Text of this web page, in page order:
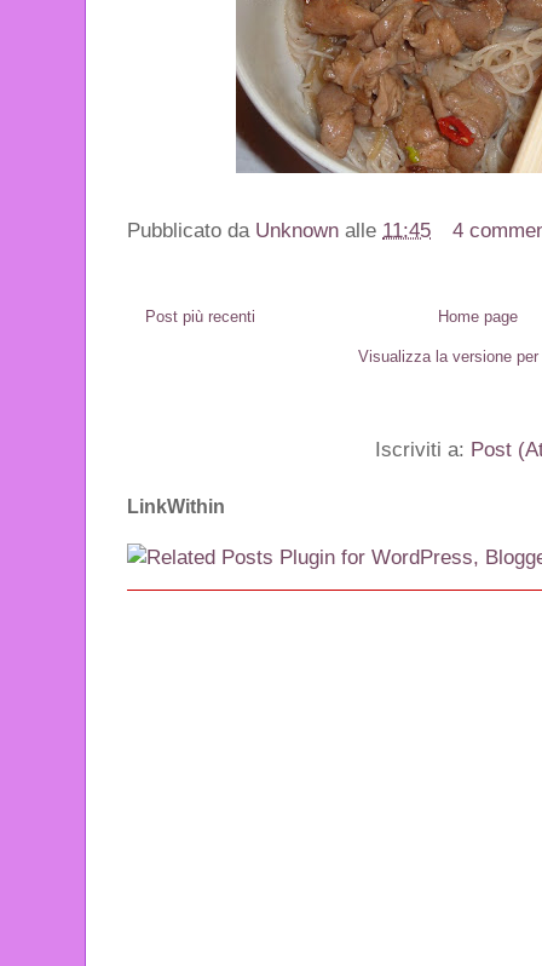
Pubblicato da Unknown alle 11:45 4
Post più recenti Home page
Visualizza la versione
Iscriviti a: Post
LinkWithin